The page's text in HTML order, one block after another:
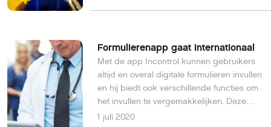
Formulierenapp gaat internationaal
Met de app Incontrol kunnen gebruikers
altijd en overal digitale formulieren invullen
en hij biedt ook verschillende functies om
het invullen te vergemakkelijken. Deze
formulierenapp gaat nu internationaal.
1 juli 2020